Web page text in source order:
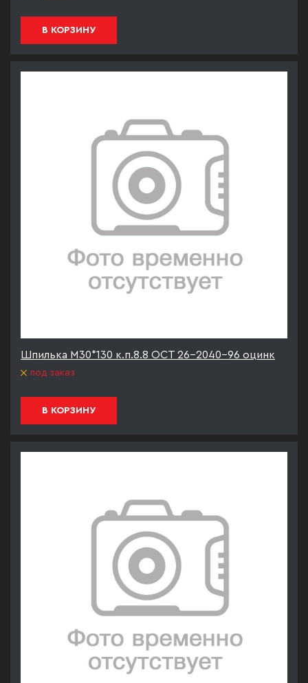
В КОРЗИНУ
Шпилька М30*130 к.п.8.8 ОСТ 26-2040-96 оцинк
под заказ
В КОРЗИНУ